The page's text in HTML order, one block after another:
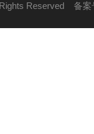
Reserved 备案